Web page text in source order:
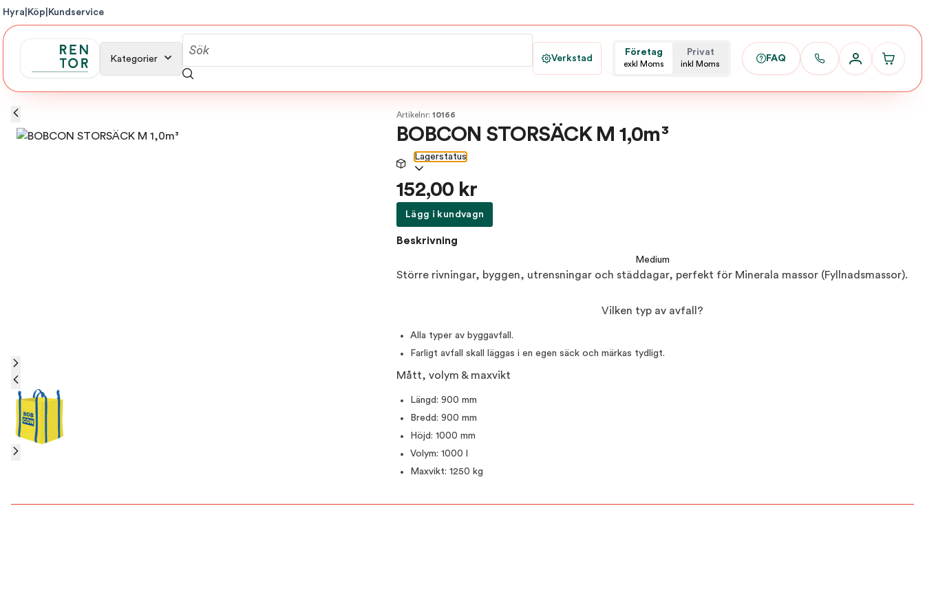
Hyra Köp Kundservice
Kategorier Verkstad
Företag
exkl Moms
Privat
inkl Moms
FAQ
Artikelnr: 10166
BOBCON STORSÄCK M 1,0m³
Lagerstatus
152,00 kr
Lägg i kundvagn
Beskrivning
Medium
Större rivningar, byggen, utrensningar och städdagar, perfekt för Minerala massor (Fyllnadsmassor).
Vilken typ av avfall?
Alla typer av byggavfall.
Farligt avfall skall läggas i en egen säck och märkas tydligt.
Mått, volym & maxvikt
Längd: 900 mm
Bredd: 900 mm
Höjd: 1000 mm
Volym: 1000 l
Maxvikt: 1250 kg